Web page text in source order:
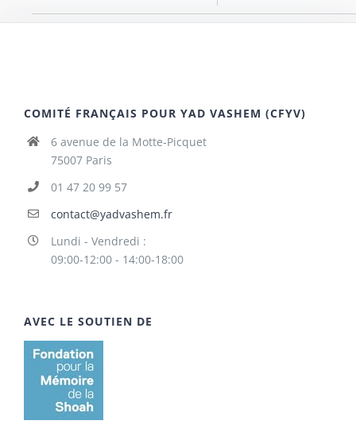
COMITÉ FRANÇAIS POUR YAD VASHEM (CFYV)
6 avenue de la Motte-Picquet
75007 Paris
01 47 20 99 57
contact@yadvashem.fr
Lundi - Vendredi :
09:00-12:00 - 14:00-18:00
AVEC LE SOUTIEN DE